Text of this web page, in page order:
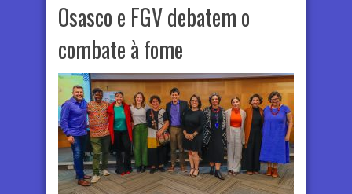
Osasco e FGV debatem o
combate à fome